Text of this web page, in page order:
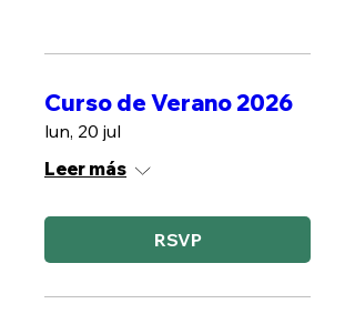
Curso de Verano 2026
lun, 20 jul
Leer más
RSVP